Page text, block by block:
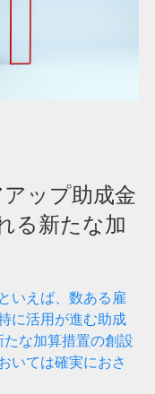
ップ助成金
る新たな加
いえば、数ある雇
に活用が進む助成
な加算措置の創設
いては確実におさ